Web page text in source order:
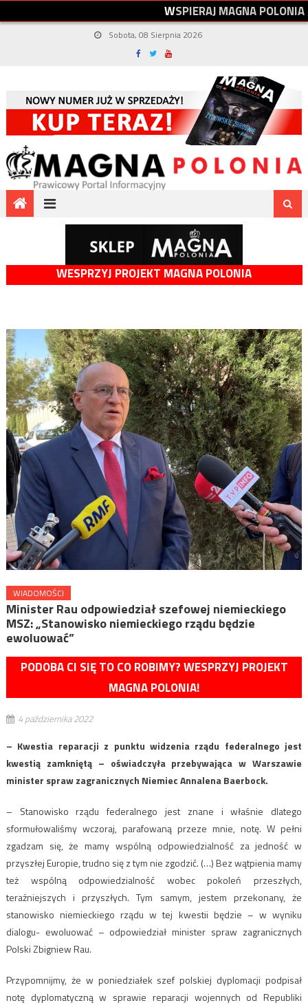
WSPIERAJMAGNAPOLONIA
Sobota, 08 Sierpnia 2026
WESPRZYJ PROJEKT MAGNA POLONIA
WIADOMOŚCI
Minister Rau odpowiedział szefowej niemieckiego
MSZ: „Stanowisko niemieckiego rządu będzie
ewoluować”
PODOBA CI SIĘ TO CO ROBIMY? WESPRZYJ PROJEKT
MAGNA POLONIA!
4 października 2022
– Kwestia reparacji z punktu widzenia rządu federalnego jest
kwestią zamkniętą – oświadczyła przebywająca w Warszawie
minister spraw zagranicznych Niemiec Annalena Baerbock.
– Stanowisko rządu federalnego jest znane i właśnie dlatego
sformułowaliśmy wczoraj, parafowaną przeze mnie, notę. W pełni
zgadzam się, że mamy wspólną odpowiedzialność za jedność w
przyszłej Europie, trudno się z tym nie zgodzić. (…) Bez wątpienia mamy
też wspólną odpowiedzialność wobec pokoleń przeszłych,
teraźniejszych i przyszłych. Tym samym, jestem przekonany, że
stanowisko niemieckiego rządu w tej kwestii będzie – w wyniku
dialogu- ewoluować – odpowiedział minister spraw zagranicznych
Polski Zbigniew Rau.
Przypomnijmy, że w poniedziałek szef polskiej dyplomacji podpisał
notę dyplomatyczną w sprawie reparacji wojennych od Republiki